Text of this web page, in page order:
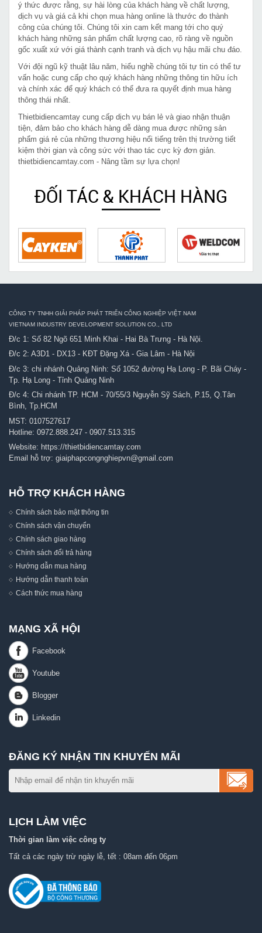
ý thức được rằng, sự hài lòng của khách hàng về chất lượng,
dịch vụ và giá cả khi chọn mua hàng online là thước đo thành
công của chúng tôi. Chúng tôi xin cam kết mang tới cho quý
khách hàng những sản phẩm chất lượng cao, rõ ràng về nguồn
gốc xuất xứ với giá thành cạnh tranh và dịch vụ hậu mãi chu đáo.
Với đội ngũ kỹ thuật lâu năm, hiểu nghề chúng tôi tự tin có thể tư
vấn hoặc cung cấp cho quý khách hàng những thông tin hữu ích
và chính xác để quý khách có thể đưa ra quyết định mua hàng
thông thái nhất.
Thietbidiencamtay cung cấp dịch vụ bán lẻ và giao nhận thuận
tiện, đảm bảo cho khách hàng dễ dàng mua được những sản
phẩm giá rẻ của những thương hiệu nổi tiếng trên thị trường tiết
kiệm thời gian và công sức với thao tác cực kỳ đơn giản.
thietbidiencamtay.com - Nâng tầm sự lựa chọn!
ĐỐI TÁC & KHÁCH HÀNG
CÔNG TY TNHH GIẢI PHÁP PHÁT TRIỂN CÔNG NGHIỆP VIỆT NAM
VIETNAM INDUSTRY DEVELOPMENT SOLUTION CO., LTD
Đ/c 1: Số 82 Ngõ 651 Minh Khai - Hai Bà Trưng - Hà Nội.
Đ/c 2: A3D1 - DX13 - KĐT Đặng Xá - Gia Lâm - Hà Nội
Đ/c 3: chi nhánh Quảng Ninh: Số 1052 đường Hạ Long - P. Bãi Cháy -
Tp. Hạ Long - Tỉnh Quảng Ninh
Đ/c 4: Chi nhánh TP. HCM - 70/55/3 Nguyễn Sỹ Sách, P.15, Q.Tân
Bình, Tp.HCM
MST: 0107527617
Hotline: 0972.888.247 - 0907.513.315
Website: https://thietbidiencamtay.com
Email hỗ trợ: giaiphapcongnghiepvn@gmail.com
HỖ TRỢ KHÁCH HÀNG
Chính sách bảo mật thông tin
Chính sách vận chuyển
Chính sách giao hàng
Chính sách đổi trả hàng
Hướng dẫn mua hàng
Hướng dẫn thanh toán
Cách thức mua hàng
MẠNG XÃ HỘI
ĐĂNG KÝ NHẬN TIN KHUYẾN MÃI
LỊCH LÀM VIỆC
Thời gian làm việc công ty
Tất cả các ngày trừ ngày lễ, tết : 08am đến 06pm